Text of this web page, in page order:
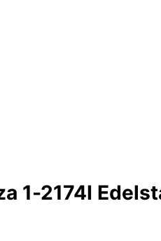
1-2174I